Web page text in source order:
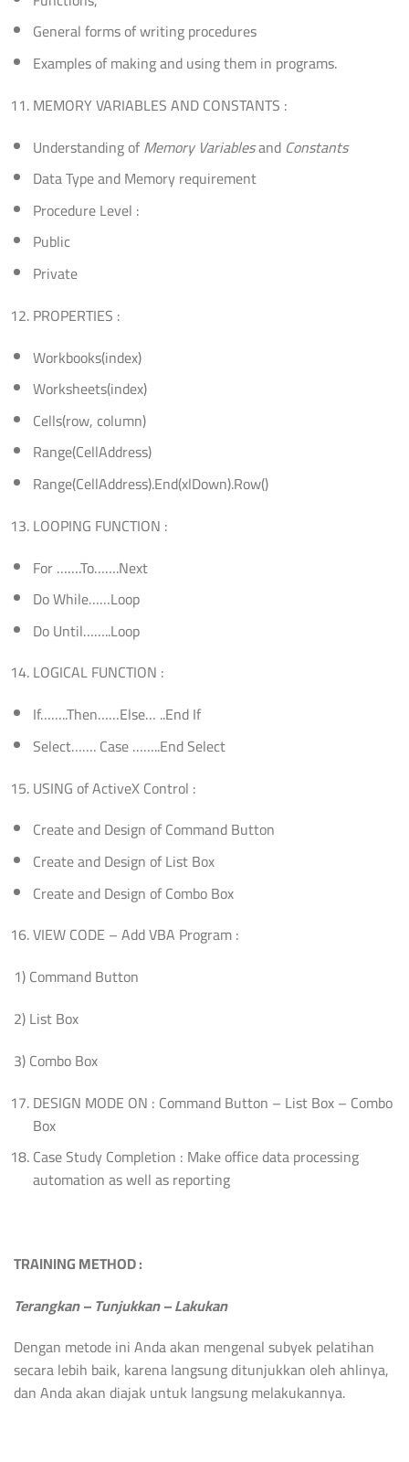
General forms of writing procedures
Examples of making and using them in programs.
MEMORY VARIABLES AND CONSTANTS :
Understanding ofMemory Variablesand Constants
Data Type and Memory requirement
Procedure Level :
Public
Private
PROPERTIES :
Workbooks(index)
Worksheets(index)
Cells(row, column)
Range(CellAddress)
Range(CellAddress).End(xlDown).Row()
LOOPING FUNCTION :
For …….To…….Next
Do While……Loop
Do Until……..Loop
LOGICAL FUNCTION :
If……..Then……Else… ..End If
Select……. Case ……..End Select
USING of ActiveX Control :
Create and Design of Command Button
Create and Design of List Box
Create and Design of Combo Box
VIEW CODE – Add VBA Program :
1) Command Button
2) List Box
3) Combo Box
DESIGN MODE ON : Command Button – List Box – Combo
Box
Case Study Completion : Make office data processing
automation as well as reporting
TRAINING METHOD :
Terangkan – Tunjukkan – Lakukan
Dengan metode ini Anda akan mengenal subyek pelatihan
secara lebih baik, karena langsung ditunjukkan oleh ahlinya,
dan Anda akan diajak untuk langsung melakukannya.